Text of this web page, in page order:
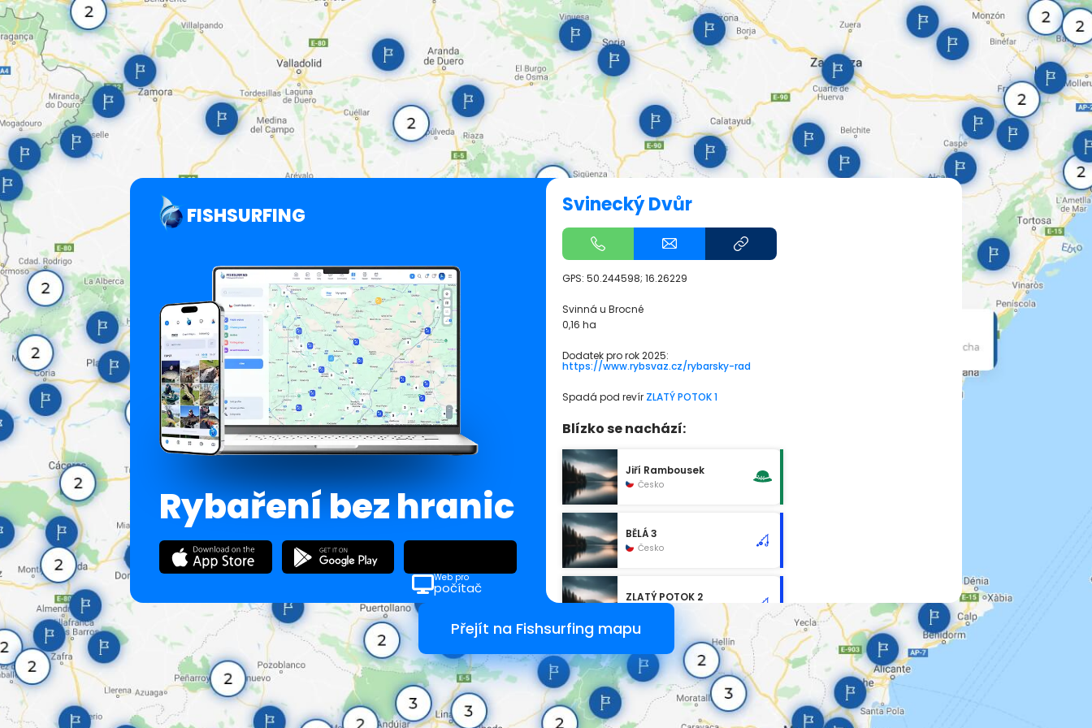
FISHSURFING
Rybaření bez hranic
Web pro
počítač
Svinecký Dvůr
GPS: 50.244598; 16.26229
Svinná u Brocné
0,16 ha
Dodatek pro rok 2025:
https://www.rybsvaz.cz/rybarsky-rad
Spadá pod revír ZLATÝ POTOK 1
Blízko se nachází:
Jiří Rambousek
Česko
BĚLÁ 3
Česko
ZLATÝ POTOK 2
Přejít na Fishsurfing mapu